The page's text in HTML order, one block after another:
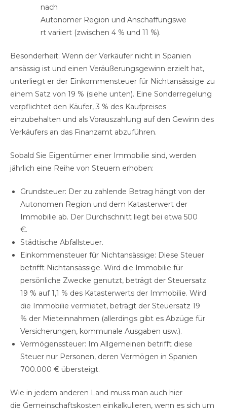
nach
Autonomer Region und Anschaffungswe
rt variiert (zwischen 4 % und 11 %).
Besonderheit: Wenn der Verkäufer nicht in Spanien
ansässig ist und einen Veräußerungsgewinn erzielt hat,
unterliegt er der Einkommensteuer für Nichtansässige zu
einem Satz von 19 % (siehe unten). Eine Sonderregelung
verpflichtet den Käufer, 3 % des Kaufpreises
einzubehalten und als Vorauszahlung auf den Gewinn des
Verkäufers an das Finanzamt abzuführen.
Sobald Sie Eigentümer einer Immobilie sind, werden
jährlich eine Reihe von Steuern erhoben:
Grundsteuer: Der zu zahlende Betrag hängt von der
Autonomen Region und dem Katasterwert der
Immobilie ab. Der Durchschnitt liegt bei etwa 500
€.
Städtische Abfallsteuer.
Einkommensteuer für Nichtansässige: Diese Steuer
betrifft Nichtansässige. Wird die Immobilie für
persönliche Zwecke genutzt, beträgt der Steuersatz
19 % auf 1,1 % des Katasterwerts der Immobilie. Wird
die Immobilie vermietet, beträgt der Steuersatz 19
% der Mieteinnahmen (allerdings gibt es Abzüge für
Versicherungen, kommunale Ausgaben usw.).
Vermögenssteuer: Im Allgemeinen betrifft diese
Steuer nur Personen, deren Vermögen in Spanien
700.000 € übersteigt.
Wie in jedem anderen Land muss man auch hier
die Gemeinschaftskosten einkalkulieren, wenn es sich um